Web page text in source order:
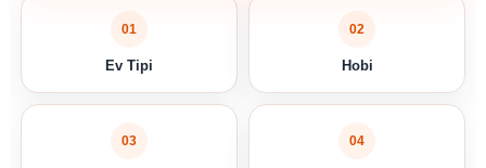
01
Ev Tipi
02
Hobi
03 04